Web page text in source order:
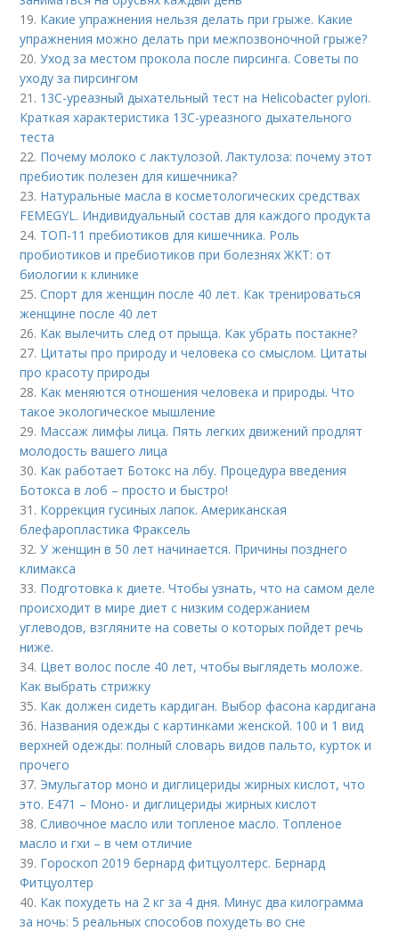
19. Какие упражнения нельзя делать при грыже. Какие
упражнения можно делать при межпозвоночной грыже?
20.Уход за местом прокола после пирсинга. Советы по
уходу за пирсингом
21. 13С-уреазный дыхательный тест на Helicobacter pylori.
Краткая характеристика 13С-уреазного дыхательного
теста
22. Почему молоко с лактулозой. Лактулоза: почему этот
пребиотик полезен для кишечника?
23. Натуральные масла в косметологических средствах
FEMEGYL. Индивидуальный состав для каждого продукта
24. ТОП-11 пребиотиков для кишечника. Роль
пробиотиков и пребиотиков при болезнях ЖКТ: от
биологии к клинике
25.Спорт для женщин после 40 лет. Как тренироваться
женщине после 40 лет
26. Как вылечить след от прыща. Как убрать постакне?
27. Цитаты про природу и человека со смыслом. Цитаты
про красоту природы
28. Как меняются отношения человека и природы. Что
такое экологическое мышление
29. Массаж лимфы лица. Пять легких движений продлят
молодость вашего лица
30. Как работает Ботокс на лбу. Процедура введения
Ботокса в лоб – просто и быстро!
31. Коррекция гусиных лапок. Американская
блефаропластика Фраксель
32.У женщин в 50 лет начинается. Причины позднего
климакса
33. Подготовка к диете. Чтобы узнать, что на самом деле
происходит в мире диет с низким содержанием
углеводов, взгляните на советы о которых пойдет речь
ниже.
34. Цвет волос после 40 лет, чтобы выглядеть моложе.
Как выбрать стрижку
35. Как должен сидеть кардиган. Выбор фасона кардигана
36. Названия одежды с картинками женской. 100 и 1 вид
верхней одежды: полный словарь видов пальто, курток и
прочего
37. Эмульгатор моно и диглицериды жирных кислот, что
это. Е471 – Моно- и диглицериды жирных кислот
38.Сливочное масло или топленое масло. Топленое
масло и гхи – в чем отличие
39. Гороскоп 2019 бернард фитцуолтерс. Бернард
Фитцуолтер
40. Как похудеть на 2 кг за 4 дня. Минус два килограмма
за ночь: 5 реальных способов похудеть во сне